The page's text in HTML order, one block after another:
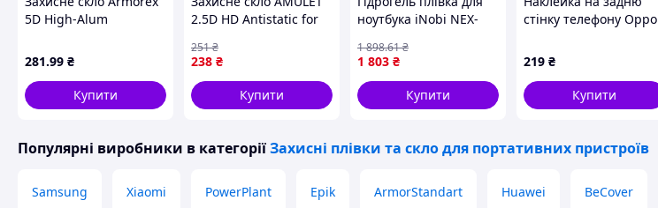
5D High-Alum
iPhone 13 Pro / iPhone
14 Black D10-2026
281.99 ₴
Купити
2.5D HD Antistatic for
C53/C51/C63/C61
Чорний (17012115)
238 ₴
251₴
Купити
ноутбука iNobi NEX-
430*310 мм (17015011)
1 803 ₴
1 898.61₴
Купити
стінку телефону Oppo
прозора 409B0K892K
219 ₴
Купити
Популярні виробники в категоріїЗахисні плівки та скло для портативних пристроїв
Samsung Xiaomi PowerPlant Epik ArmorStandart Huawei BeCover